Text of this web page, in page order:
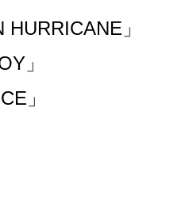
HURRICANE 」
」
」